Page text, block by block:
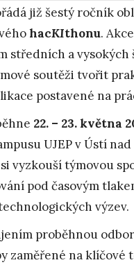
již šestý ročník
hacKIthonu.
středních a vysokých
soutěži tvořit
postavené na
22. – 23. května
UJEP v Ústí
vyzkouší týmovou
pod časovým
výzev.
proběhnou
zaměřené na klíčové